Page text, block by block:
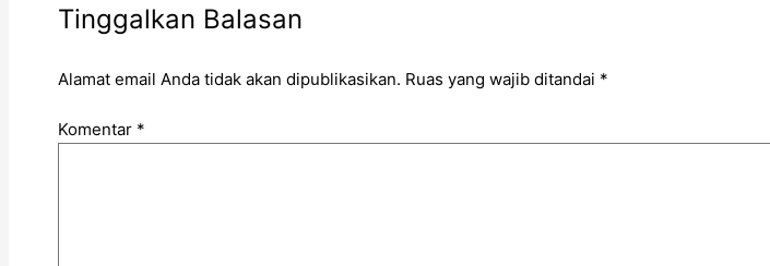
Tinggalkan Balasan
Alamat email Anda tidak akan dipublikasikan. Ruas yang wajib ditandai *
Komentar *